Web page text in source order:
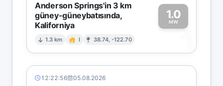
Anderson Springs'in 3 km
güney-güneybatısında,
Kaliforniya
1.3 km I 38.74, -122.70
1.0
MW
1
12:22:56 05.08.2026